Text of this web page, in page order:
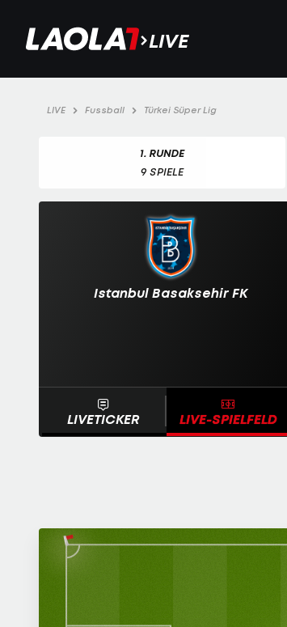
LIVE
LIVE Fussball Türkei Süper Lig
1. RUNDE
9 SPIELE
Istanbul Basaksehir FK
LIVETICKER LIVE-SPIELFELD